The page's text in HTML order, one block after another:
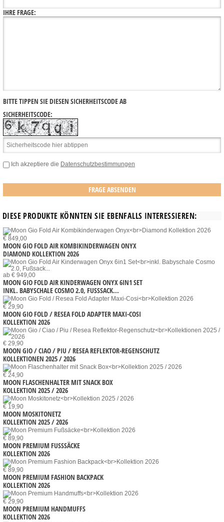
IHRE FRAGE:
BITTE TIPPEN SIE DIESEN SICHERHEITSCODE AB
SICHERHEITSCODE:
Ich akzeptiere die Datenschutzbestimmungen
DIESE PRODUKTE KÖNNTEN SIE EBENFALLS INTERESSIEREN:
€ 849,00
MOON GIO FOLD AIR KOMBIKINDERWAGEN ONYX
DIAMOND KOLLEKTION 2026
ab € 949,00
MOON GIO FOLD AIR KINDERWAGEN ONYX 6IN1 SET
INKL. BABYSCHALE COSMO 2.0, FUSSSACK...
€ 29,90
MOON GIO FOLD / RESEA FOLD ADAPTER MAXI-COSI
KOLLEKTION 2026
€ 29,90
MOON GIO / CIAO / PIU / RESEA REFLEKTOR-REGENSCHUTZ
KOLLEKTIONEN 2025 / 2026
€ 24,90
MOON FLASCHENHALTER MIT SNACK BOX
KOLLEKTION 2025 / 2026
€ 19,90
MOON MOSKITONETZ
KOLLEKTION 2025 / 2026
€ 89,90
MOON PREMIUM FUSSSÄCKE
KOLLEKTION 2026
€ 89,90
MOON PREMIUM FASHION BACKPACK
KOLLEKTION 2026
€ 29,90
MOON PREMIUM HANDMUFFS
KOLLEKTION 2026